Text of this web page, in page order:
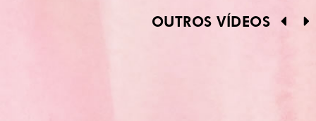
OUTROS VÍDEOS